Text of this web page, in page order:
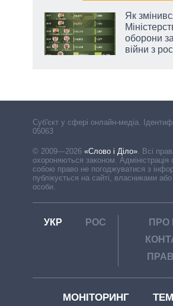
Як
оборони
війни з
Cуб'єкт у сфері онлайн-медіа.
05063
© 2009—2026 «Слово і Діло». Всі
охороняються законом.
собою право не погоджуватися з
публікується на сайті, власниками або
особи.
УКР РОС
ПРО
МОНІТОРИНГ